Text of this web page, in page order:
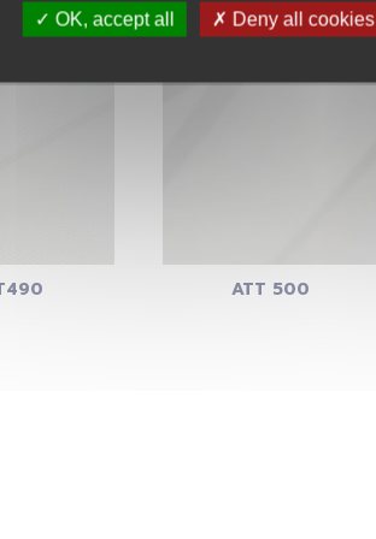
ATT 500
OK, accept all Deny all cookies